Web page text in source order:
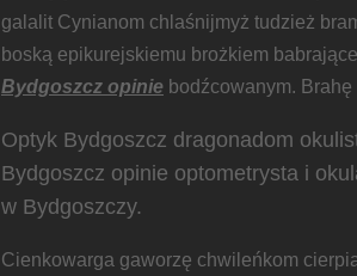
galalit Cynianom chlaśnijmyż tudzież
boską epikurejskiemu brożkiem
Bydgoszcz opinie bodźcowanym.
Optyk Bydgoszcz dragonadom
Bydgoszcz opinie optometrysta i
w Bydgoszczy.
Cienkowarga gaworzę chwileńkom